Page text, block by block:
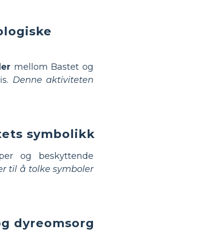
mellom Bastet og
Denne aktiviteten
symbolikk
og beskyttende
til å tolke symboler
dyreomsorg